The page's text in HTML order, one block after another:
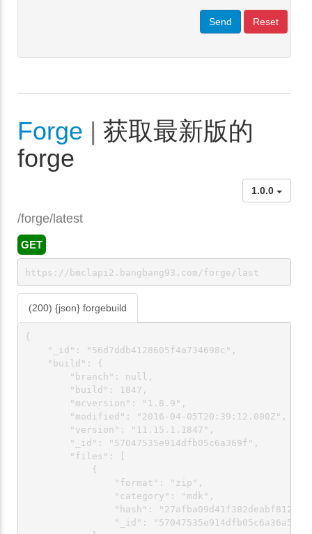
Send Reset
Forge | 获取最新版的
forge
1.0.0
/forge/latest
GET
https://bmclapi2.bangbang93.com/forge/last
(200) {json} forgebuild
{
    "_id": "56d7ddb4128605f4a734698c",
    "build": {
        "branch": null,
        "build": 1847,
        "mcversion": "1.8.9",
        "modified": "2016-04-05T20:39:12.000Z",
        "version": "11.15.1.1847",
        "_id": "57047535e914dfb05c6a369f",
        "files": [
            {
                "format": "zip",
                "category": "mdk",
"hash":
                "_id": "57047535e914dfb05c6a36a5"